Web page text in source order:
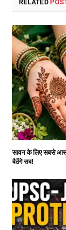
RELATED
सावन के लिए सबसे
बैठेंगे सब!